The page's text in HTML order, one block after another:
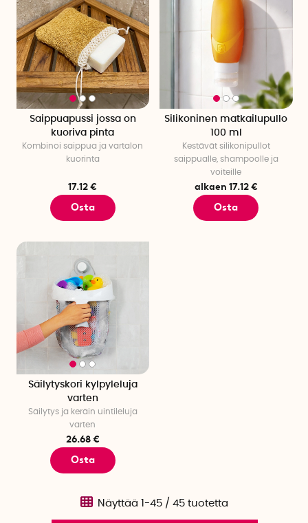
Saippuapussi jossa on
kuoriva pinta
Kombinoi saippua ja vartalon
kuorinta
17.12 €
Osta
Silikoninen matkailupullo
100 ml
Kestävät silikonipullot
saippualle, shampoolle ja
voiteille
alkaen 17.12 €
Osta
Säilytyskori kylpyleluja
varten
Säilytys ja keräin uintileluja
varten
26.68 €
Osta
Näyttää 1-45 / 45 tuotetta